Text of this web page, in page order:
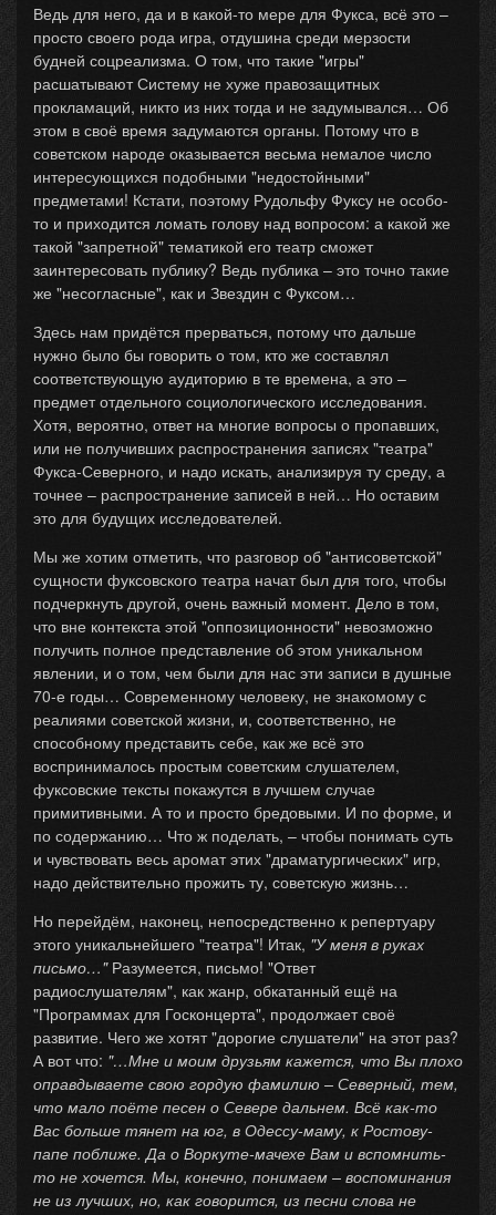
Ведь для него, да и в какой-то мере для Фукса, всё это –
просто своего рода игра, отдушина среди мерзости
будней соцреализма. О том, что такие "игры"
расшатывают Систему не хуже правозащитных
прокламаций, никто из них тогда и не задумывался… Об
этом в своё время задумаются органы. Потому что в
советском народе оказывается весьма немалое число
интересующихся подобными "недостойными"
предметами! Кстати, поэтому Рудольфу Фуксу не особо-
то и приходится ломать голову над вопросом: а какой же
такой "запретной" тематикой его театр сможет
заинтересовать публику? Ведь публика – это точно такие
же "несогласные", как и Звездин с Фуксом…
Здесь нам придётся прерваться, потому что дальше
нужно было бы говорить о том, кто же составлял
соответствующую аудиторию в те времена, а это –
предмет отдельного социологического исследования.
Хотя, вероятно, ответ на многие вопросы о пропавших,
или не получивших распространения записях "театра"
Фукса-Северного, и надо искать, анализируя ту среду, а
точнее – распространение записей в ней… Но оставим
это для будущих исследователей.
Мы же хотим отметить, что разговор об "антисоветской"
сущности фуксовского театра начат был для того, чтобы
подчеркнуть другой, очень важный момент. Дело в том,
что вне контекста этой "оппозиционности" невозможно
получить полное представление об этом уникальном
явлении, и о том, чем были для нас эти записи в душные
70-е годы… Современному человеку, не знакомому с
реалиями советской жизни, и, соответственно, не
способному представить себе, как же всё это
воспринималось простым советским слушателем,
фуксовские тексты покажутся в лучшем случае
примитивными. А то и просто бредовыми. И по форме, и
по содержанию… Что ж поделать, – чтобы понимать суть
и чувствовать весь аромат этих "драматургических" игр,
надо действительно прожить ту, советскую жизнь…
Но перейдём, наконец, непосредственно к репертуару
этого уникальнейшего "театра"! Итак, "У меня в руках
письмо…"Разумеется, письмо! "Ответ
радиослушателям", как жанр, обкатанный ещё на
"Программах для Госконцерта", продолжает своё
развитие. Чего же хотят "дорогие слушатели" на этот раз?
А вот что: "…Мне и моим друзьям кажется, что Вы плохо
оправдываете свою гордую фамилию – Северный, тем,
что мало поёте песен о Севере дальнем. Всё как-то
Вас больше тянет на юг, в Одессу-маму, к Ростову-
папе поближе. Да о Воркуте-мачехе Вам и вспомнить-
то не хочется. Мы, конечно, понимаем – воспоминания
не из лучших, но, как говорится, из песни слова не